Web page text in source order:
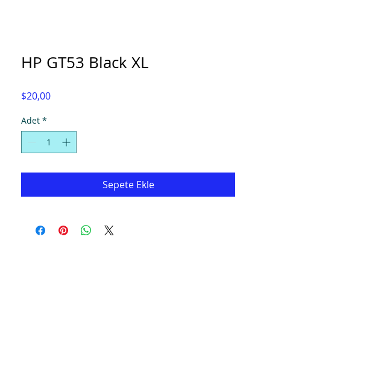
HP GT53 Black XL
$20,00Fiyat
Adet *
Sepete Ekle